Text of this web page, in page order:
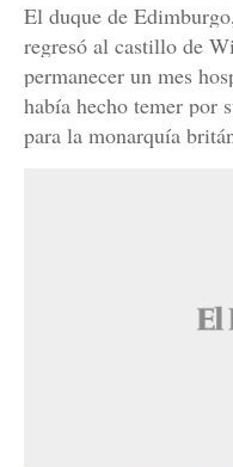
El duque de
regresó al castillo de
permanecer un mes
había hecho temer por
para la monarquía